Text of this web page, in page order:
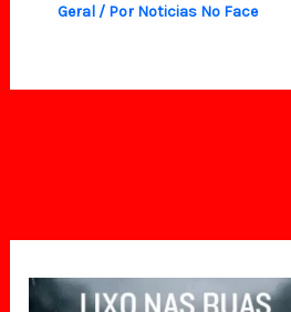
Geral/ Por Noticias No Face